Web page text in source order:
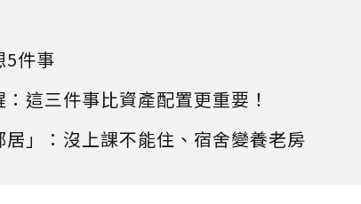
5件事
這三件事比資產配置更重要！
」：沒上課不能住、宿舍變養老房